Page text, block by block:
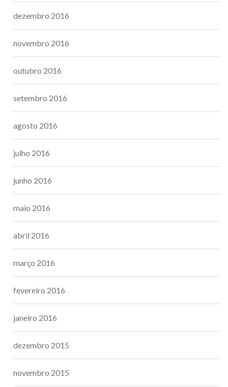
dezembro 2016
novembro 2016
outubro 2016
setembro 2016
agosto 2016
julho 2016
junho 2016
maio 2016
abril 2016
março 2016
fevereiro 2016
janeiro 2016
dezembro 2015
novembro 2015